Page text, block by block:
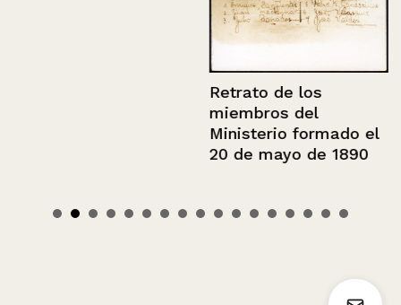
Retrato de los
miembros del
Ministerio formado el
20 de mayo de 1890